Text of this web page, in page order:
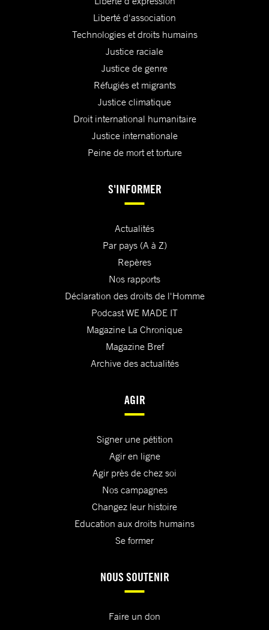
Liberté d'association
Technologies et droits humains
Justice raciale
Justice de genre
Réfugiés et migrants
Justice climatique
Droit international humanitaire
Justice internationale
Peine de mort et torture
S'INFORMER
Actualités
Par pays (A à Z)
Repères
Nos rapports
Déclaration des droits de l'Homme
Podcast WE MADE IT
Magazine La Chronique
Magazine Bref
Archive des actualités
AGIR
Signer une pétition
Agir en ligne
Agir près de chez soi
Nos campagnes
Changez leur histoire
Education aux droits humains
Se former
NOUS SOUTENIR
Faire un don